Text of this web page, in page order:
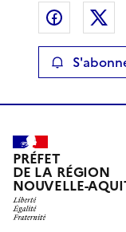
PRÉFET
DE LA RÉGION
NOUVELLE-